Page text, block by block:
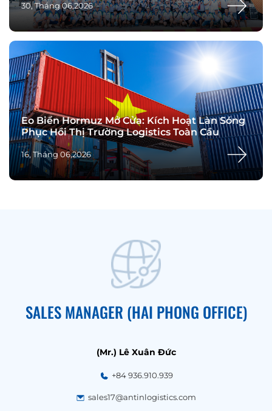
30, Tháng 06,2026
Eo Biển Hormuz Mở Cửa: Kích Hoạt Làn Sóng
Phục Hồi Thị Trường Logistics Toàn Cầu
16, Tháng 06,2026
SALES MANAGER (HAI PHONG OFFICE)
(Mr.) Lê Xuân Đức
+84 936.910.939
sales17@antinlogistics.com